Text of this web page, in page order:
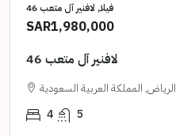
فيلا, لافنير آل متعب 46
SAR1,980,000
لافنير آل متعب 46
الرياض, المملكة العربية السعودية
4 5